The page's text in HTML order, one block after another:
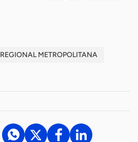
REGIONAL METROPOLITANA